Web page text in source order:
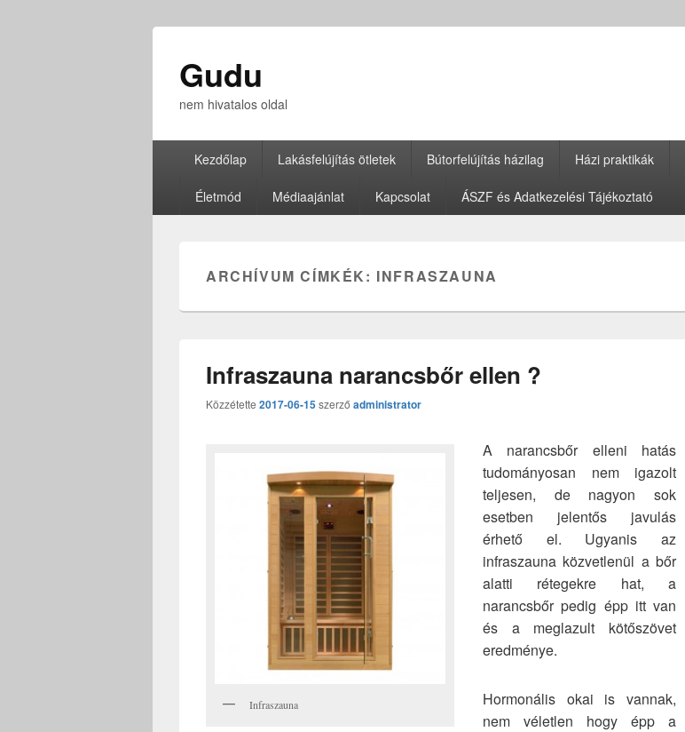
Gudu
nem hivatalos oldal
Kezdőlap Lakásfelújítás ötletek Bútorfelújítás házilag Házi praktikák
Életmód Médiaajánlat Kapcsolat ÁSZF és Adatkezelési Tájékoztató
ARCHÍVUM CÍMKÉK: INFRASZAUNA
Infraszauna narancsbőr ellen ?
Közzétette 2017-06-15szerző administrator
Infraszauna
A narancsbőr elleni hatás
tudományosan nem igazolt
teljesen, de nagyon sok
esetben jelentős javulás
érhető el. Ugyanis az
infraszauna közvetlenül a bőr
alatti rétegekre hat, a
narancsbőr pedig épp itt van
és a meglazult kötőszövet
eredménye.
Hormonális okai is vannak,
nem véletlen hogy épp a